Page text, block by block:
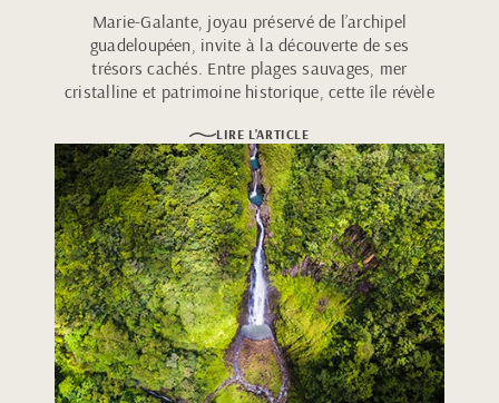
Marie-Galante, joyau préservé de l’archipel
guadeloupéen, invite à la découverte de ses
trésors cachés. Entre plages sauvages, mer
cristalline et patrimoine historique, cette île révèle
dès le premier regard.
LIRE L'ARTICLE